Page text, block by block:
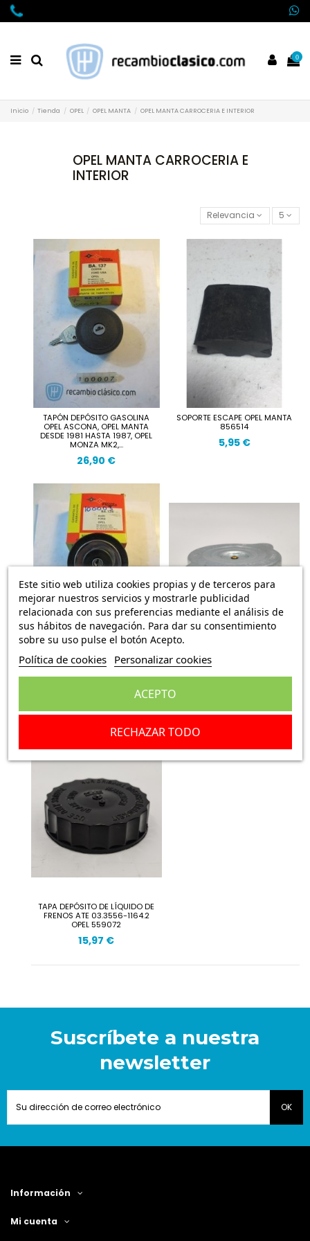
0
Inicio Tienda OPEL OPEL MANTA OPEL MANTA CARROCERIA E INTERIOR
OPEL MANTA CARROCERIA E
INTERIOR
Relevancia 5
TAPÓN DEPÓSITO GASOLINA
OPEL ASCONA, OPEL MANTA
DESDE 1981 HASTA 1987, OPEL
MONZA MK2,...
26,90 €
SOPORTE ESCAPE OPEL MANTA
856514
5,95 €
TAPÓN DEPÓSITO GASOLINA
128
TAPÓN DEPÓSITO
OPEL KADETT OPEL REKORD
TAPA DEPÓSITO DE LÍQUIDO DE
FRENOS ATE 03.3556-1164.2
OPEL 559072
15,97 €
Suscríbete a nuestra
newsletter
Información
Mi cuenta
Este sitio web utiliza cookies propias y de terceros para
mejorar nuestros servicios y mostrarle publicidad
relacionada con sus preferencias mediante el análisis de
sus hábitos de navegación. Para dar su consentimiento
sobre su uso pulse el botón Acepto.
Política de cookies Personalizar cookies
RECHAZAR TODO
ACEPTO